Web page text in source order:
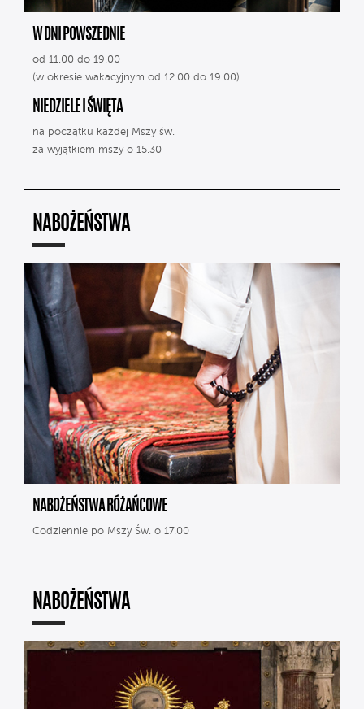
W DNI POWSZEDNIE
od 11.00 do 19.00
(w okresie wakacyjnym od 12.00 do 19.00)
NIEDZIELE I ŚWIĘTA
na początku każdej Mszy św.
za wyjątkiem mszy o 15.30
NABOŻEŃSTWA
NABOŻEŃSTWA RÓŻAŃCOWE
Codziennie po Mszy Św. o 17.00
NABOŻEŃSTWA